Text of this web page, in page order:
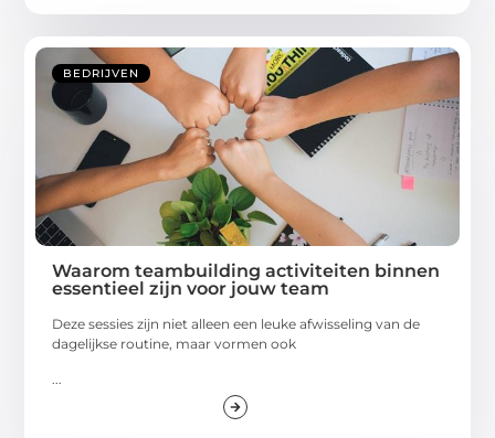
BEDRIJVEN
Waarom teambuilding activiteiten binnen
essentieel zijn voor jouw team
Deze sessies zijn niet alleen een leuke afwisseling van de
dagelijkse routine, maar vormen ook
...